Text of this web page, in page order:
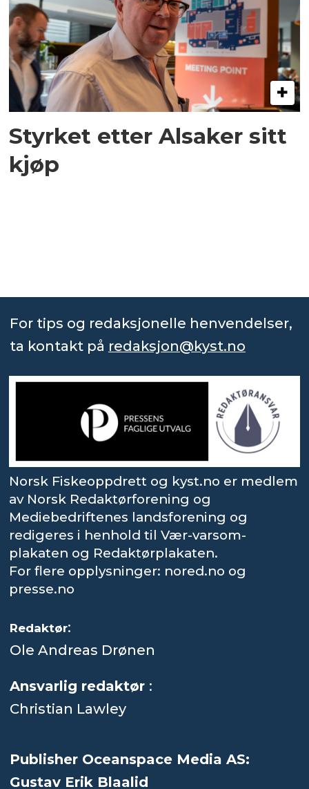
Styrket etter Alsaker sitt
kjøp
For tips og redaksjonelle henvendelser,
ta kontakt på redaksjon@kyst.no
Norsk Fiskeoppdrett og kyst.no er medlem
av Norsk Redaktørforening og
Mediebedriftenes landsforening og
redigeres i henhold til Vær-varsom-
plakaten og Redaktørplakaten.
For flere opplysninger: nored.no og
presse.no
Redaktør:
Ole Andreas Drønen
Ansvarlig redaktør :
Christian Lawley
Publisher Oceanspace Media AS:
Gustav Erik Blaalid